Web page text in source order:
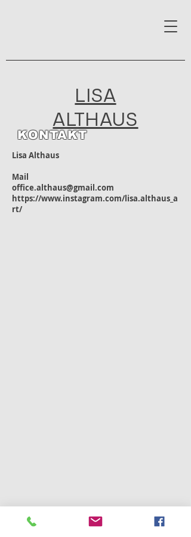
LISA
ALTHAUS
KONTAKT
Lisa Althaus
Mail
office.althaus@gmail.com
https://www.instagram.com/lisa.althaus_a
rt/